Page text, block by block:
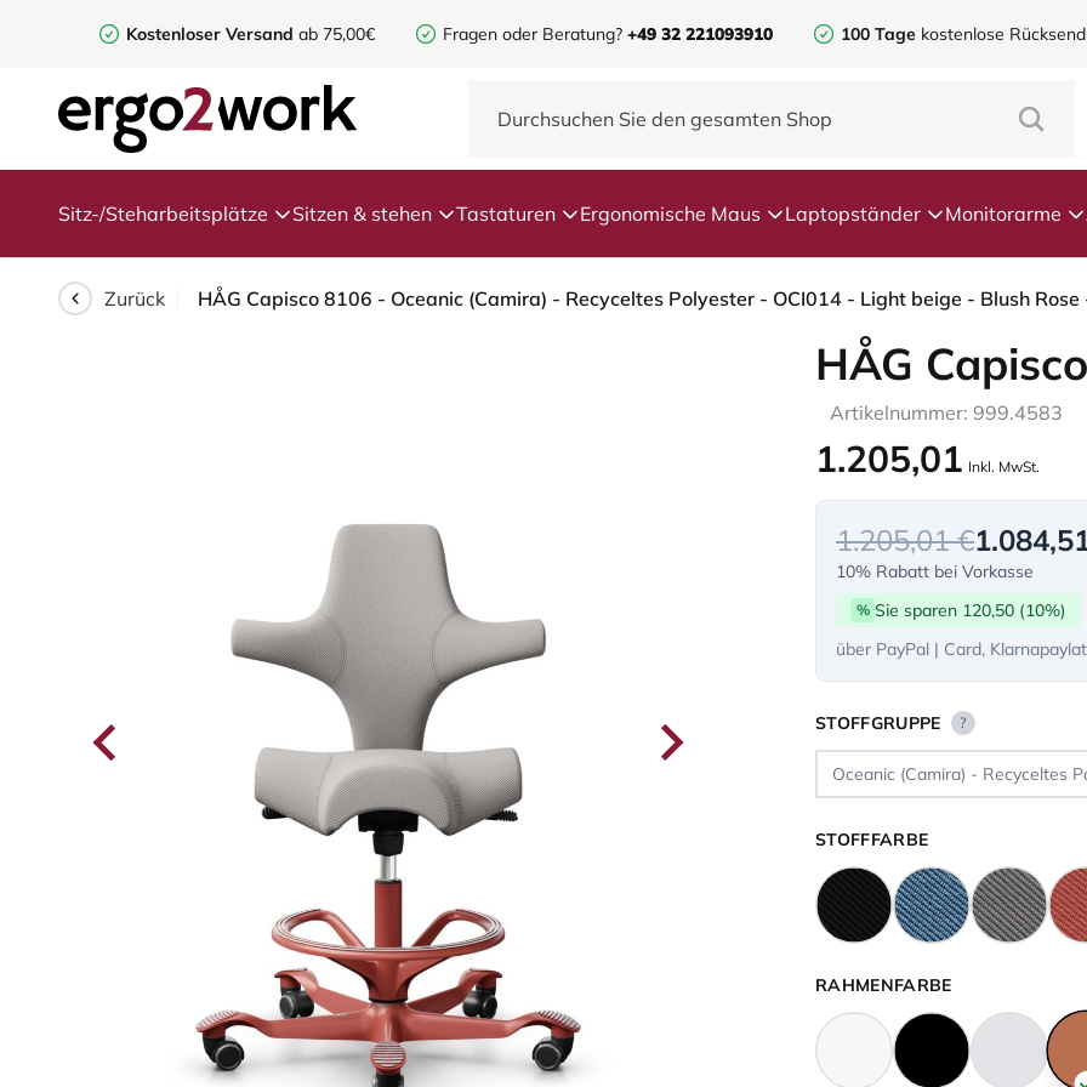
Kostenloser Versand ab 75,00€ Fragen oder Beratung? +49 32 221093910 100 Tage kostenlose
Sitz-/Steharbeitsplätze Sitzen & stehen Tastaturen Ergonomische Maus Laptopständer Monitorarme
Zurück
HÅG
Artikelnummer: 999.4583
1.205,01 Inkl. MwSt.
1.205,01 €
10% Rabatt bei Vorkasse
% Sie sparen 120,50 (10%)
über PayPal | Card,
STOFFGRUPPE ?
STOFFFARBE
RAHMENFARBE